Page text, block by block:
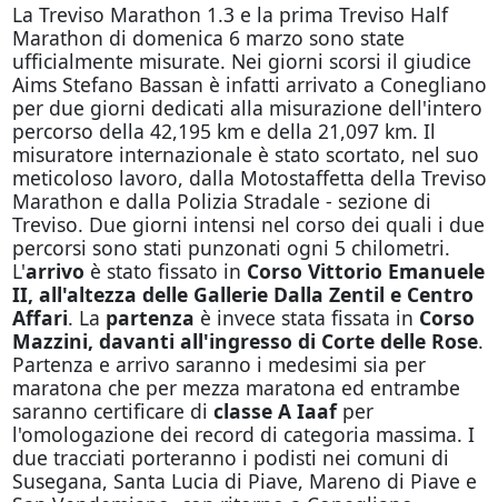
La Treviso Marathon 1.3 e la prima Treviso Half
Marathon di domenica 6 marzo sono state
ufficialmente misurate. Nei giorni scorsi il giudice
Aims Stefano Bassan è infatti arrivato a Conegliano
per due giorni dedicati alla misurazione dell'intero
percorso della 42,195 km e della 21,097 km. Il
misuratore internazionale è stato scortato, nel suo
meticoloso lavoro, dalla Motostaffetta della Treviso
Marathon e dalla Polizia Stradale - sezione di
Treviso. Due giorni intensi nel corso dei quali i due
percorsi sono stati punzonati ogni 5 chilometri.
L'arrivo è stato fissato in Corso Vittorio Emanuele
II, all'altezza delle Gallerie Dalla Zentil e Centro
Affari. La partenza è invece stata fissata in Corso
Mazzini, davanti all'ingresso di Corte delle Rose.
Partenza e arrivo saranno i medesimi sia per
maratona che per mezza maratona ed entrambe
saranno certificare di classe A Iaafper
l'omologazione dei record di categoria massima. I
due tracciati porteranno i podisti nei comuni di
Susegana, Santa Lucia di Piave, Mareno di Piave e